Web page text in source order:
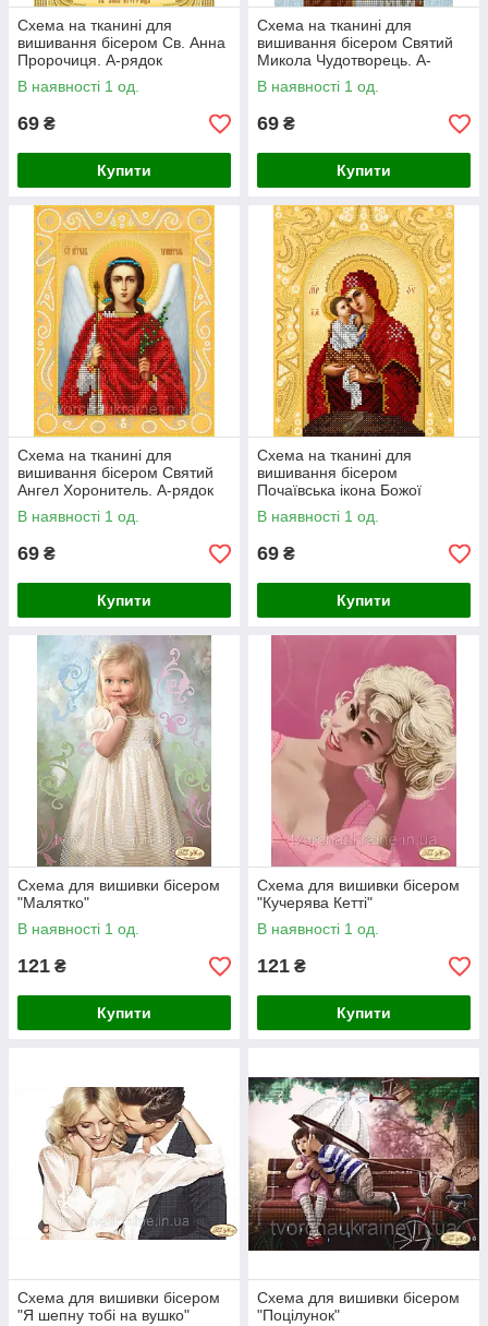
Схема на тканині для
вишивання бісером Св. Анна
Пророчиця. А-рядок
В наявності 1 од.
69 ₴
Купити
Схема на тканині для
вишивання бісером Святий
Микола Чудотворець. А-
рядок
В наявності 1 од.
69 ₴
Купити
Схема на тканині для
вишивання бісером Святий
Ангел Хоронитель. А-рядок
В наявності 1 од.
69 ₴
Купити
Схема на тканині для
вишивання бісером
Почаївська ікона Божої
Матері. А-рядок
В наявності 1 од.
69 ₴
Купити
Схема для вишивки бісером
"Малятко"
В наявності 1 од.
121 ₴
Купити
Схема для вишивки бісером
"Кучерява Кетті"
В наявності 1 од.
121 ₴
Купити
Схема для вишивки бісером
"Я шепну тобі на вушко"
Схема для вишивки бісером
"Поцілунок"